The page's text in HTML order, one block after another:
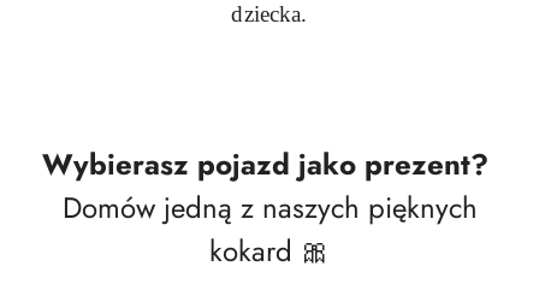
dziecka.
Wybierasz pojazd jako prezent?
Domów jedną z naszych pięknych
kokard 🎀